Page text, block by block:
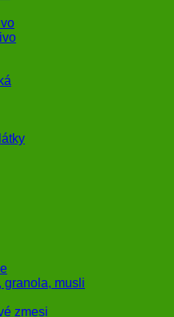
granola, musli
zmesi